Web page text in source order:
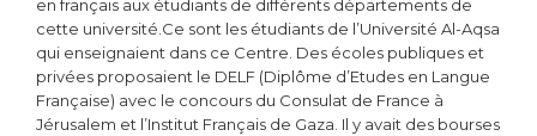
en français aux étudiants de différents départements de
cette université.Ce sont les étudiants de l’Université Al-Aqsa
qui enseignaient dans ce Centre. Des écoles publiques et
privées proposaient le DELF (Diplôme d’Etudes en Langue
Française) avec le concours du Consulat de France à
Jérusalem et l’Institut Français de Gaza. Il y avait des bourses